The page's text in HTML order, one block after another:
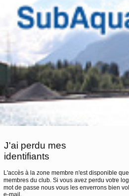
J'ai perdu mes
identifiants
L'accès à la zone membre n'est disponible
membres du club. Si vous avez perdu votre
mot de passe nous vous les enverrons bien